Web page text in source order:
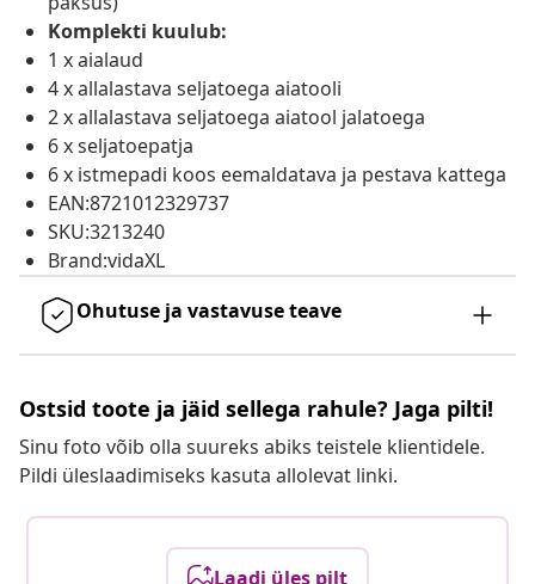
Komplekti kuulub:
1 x aialaud
4 x allalastava seljatoega aiatooli
2 x allalastava seljatoega aiatool jalatoega
6 x seljatoepatja
6 x istmepadi koos eemaldatava ja pestava kattega
EAN:8721012329737
SKU:3213240
Brand:vidaXL
Ohutuse ja vastavuse teave
Ostsid toote ja jäid sellega rahule? Jaga pilti!
Sinu foto võib olla suureks abiks teistele klientidele.
Pildi üleslaadimiseks kasuta allolevat linki.
Laadi üles pilt